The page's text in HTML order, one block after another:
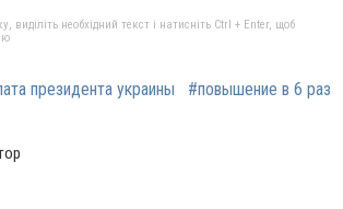
необхідний текст і натисніть Ctrl + Enter, щоб
президента украины #повышение в 6 раз